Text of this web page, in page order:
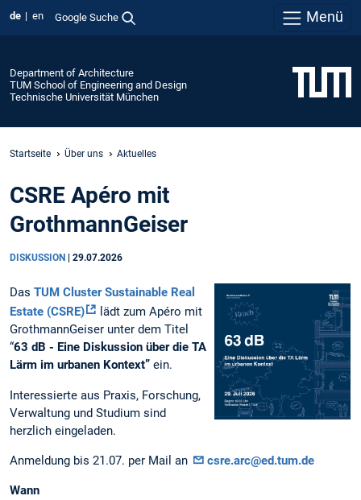
de en Google Suche Menü
Department of Architecture
TUM School of Engineering and Design
Technische Universität München
Startseite Über uns Aktuelles
CSRE Apéro mit
GrothmannGeiser
DISKUSSION 29.07.2026
Das TUM Cluster Sustainable Real
Estate (CSRE)
lädt zum Apéro mit
GrothmannGeiser unter dem Titel
“63 dB - Eine Diskussion über die TA
Lärm im urbanen Kontext” ein.
Interessierte aus Praxis, Forschung,
Verwaltung und Studium sind
herzlich eingeladen.
Anmeldung bis 21.07. per Mail an csre.arc@ed.tum.de
Wann